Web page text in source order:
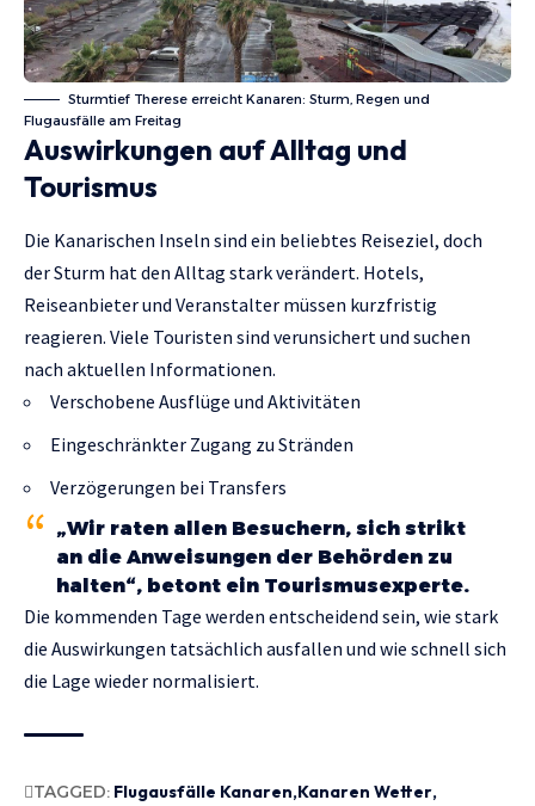
Sturmtief Therese erreicht Kanaren: Sturm, Regen und
Flugausfälle am Freitag
Auswirkungen auf Alltag und
Tourismus
Die Kanarischen Inseln sind ein beliebtes Reiseziel, doch
der Sturm hat den Alltag stark verändert. Hotels,
Reiseanbieter und Veranstalter müssen kurzfristig
reagieren. Viele Touristen sind verunsichert und suchen
nach aktuellen Informationen.
Verschobene Ausflüge und Aktivitäten
Eingeschränkter Zugang zu Stränden
Verzögerungen bei Transfers
„Wir raten allen Besuchern, sich strikt
an die Anweisungen der Behörden zu
halten“, betont ein Tourismusexperte.
Die kommenden Tage werden entscheidend sein, wie stark
die Auswirkungen tatsächlich ausfallen und wie schnell sich
die Lage wieder normalisiert.
TAGGED: Flugausfälle Kanaren Kanaren Wetter